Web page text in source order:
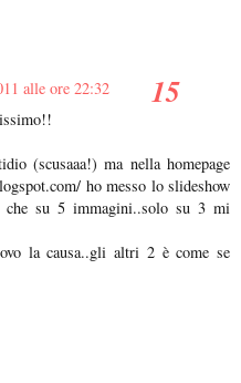
alle ore 22:32
(scusaaa!) ma nella homepage
ho messo lo slideshow
su 5 immagini..solo su 3 mi
la causa..gli altri 2 è come se